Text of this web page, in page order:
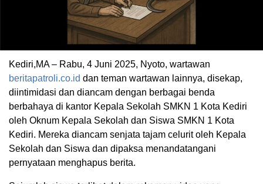
Kediri,MA – Rabu, 4 Juni 2025, Nyoto, wartawan
beritapatroli.co.id dan teman wartawan lainnya, disekap,
diintimidasi dan diancam dengan berbagai benda
berbahaya di kantor Kepala Sekolah SMKN 1 Kota Kediri
oleh Oknum Kepala Sekolah dan Siswa SMKN 1 Kota
Kediri. Mereka diancam senjata tajam celurit oleh Kepala
Sekolah dan Siswa dan dipaksa menandatangani
pernyataan menghapus berita.